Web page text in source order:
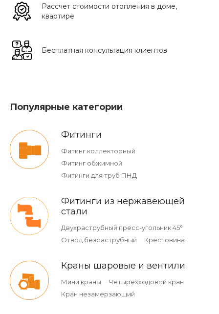
Рассчет стоимости отопления в доме,
квартире
Бесплатная консультация клиентов
Популярные категории
Фитинги
Фитинг коллекторный
Фитинг обжимной
Фитинги для труб ПНД
Фитинги из нержавеющей
стали
Двухраструбный пресс-угольник 45°
Отвод безраструбный
Крестовина
Краны шаровые и вентили
Мини краны
Четырёхходовой кран
Кран незамерзающий